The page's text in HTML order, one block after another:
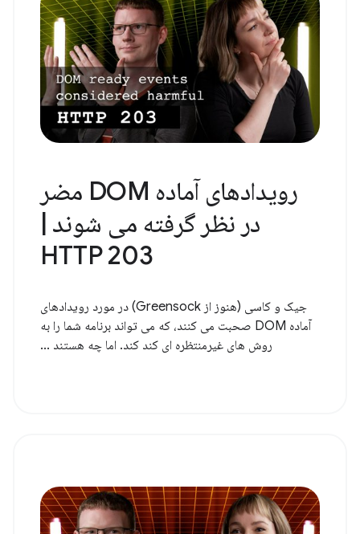
رویدادهای آماده DOM مضر
در نظر گرفته می شوند |
HTTP 203
جیک و کاسی (هنوز از Greensock) در مورد رویدادهای
آماده DOM صحبت می کنند، که می تواند برنامه شما را به
روش های غیرمنتظره ای کند کند. اما چه هستند ...